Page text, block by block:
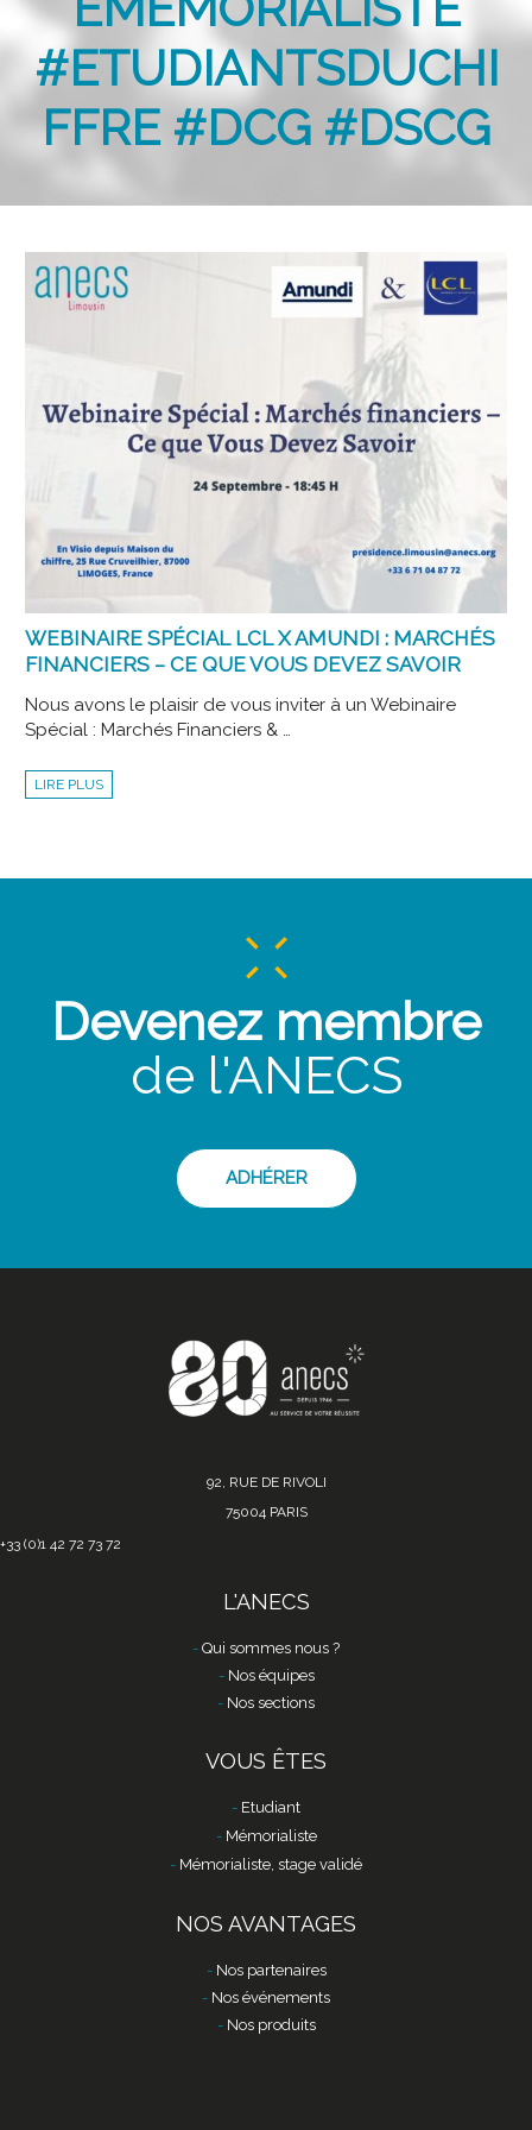
#ETUDIANTSDUCHI
FFRE #DCG #DSCG
WEBINAIRE SPÉCIAL LCL X AMUNDI : MARCHÉS
FINANCIERS – CE QUE VOUS DEVEZ SAVOIR
Nous avons le plaisir de vous inviter à un Webinaire
Spécial : Marchés Financiers & …
WEBINAIRE
SPÉCIAL
FINANCIERS
LIRE PLUS
Devenez membre
de l'ANECS
ADHÉRER
92, RUE DE RIVOLI
75004 PARIS
+33 (0)1 42 72 73 72
L'ANECS
Qui sommes nous ?
Nos équipes
Nos sections
VOUS ÊTES
Etudiant
Mémorialiste
Mémorialiste, stage validé
NOS AVANTAGES
Nos partenaires
Nos événements
Nos produits